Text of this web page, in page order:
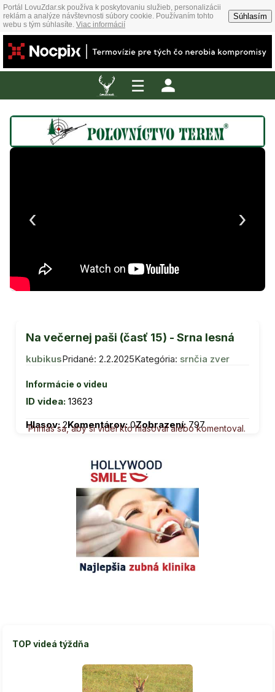
Portál LovuZdar.sk používa k poskytovaniu služieb, personalizácii
reklám a analýze návštevnosti súbory cookie. Používaním tohto
webu s tým súhlasíte. Viac informácií
Súhlasím
☰
‹ ›
Na večernej paši (časť 15) - Srna lesná
kubikusPridané: 2.2.2025Kategória: srnčia zver
Informácie o videu
ID videa: 13623
Hlasov: 2Komentárov:0Zobrazení:797
Prihlás sa, aby si videl kto hlasoval alebo komentoval.
TOP videá týždňa